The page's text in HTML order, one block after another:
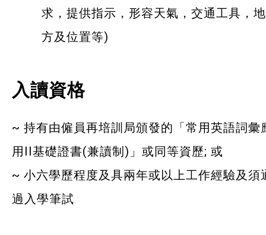
求，提供指示，形容天氣，交通工具，地
方及位置等)
入讀資格
~ 持有由僱員再培訓局頒發的「常用英語詞彙
用II基礎證書(兼讀制)」或同等資歷; 或
~ 小六學歷程度及具兩年或以上工作經驗及須
過入學筆試